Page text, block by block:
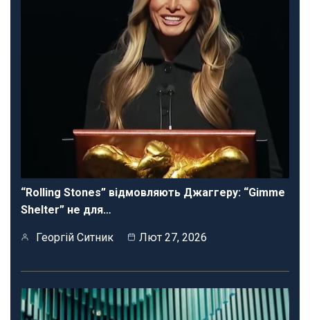
“Rolling Stones” відмовляють Джаггеру: “Gimme
Shelter” не для…
Георгій Ситник Лют 27, 2026